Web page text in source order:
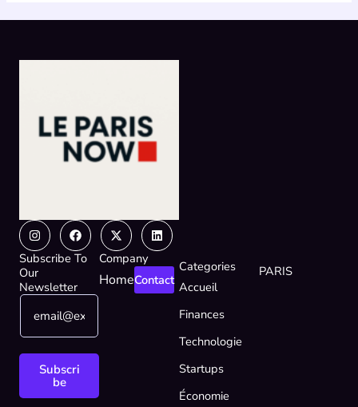
InstagramFacebook
X-
twitter
Linkedin
Subscribe To
Our
Newsletter
E
a
i
m
E
a
Subscri
be
Company
HomeContact
Categories
Accueil
Finances
Technologie
Startups
Économie
PARIS